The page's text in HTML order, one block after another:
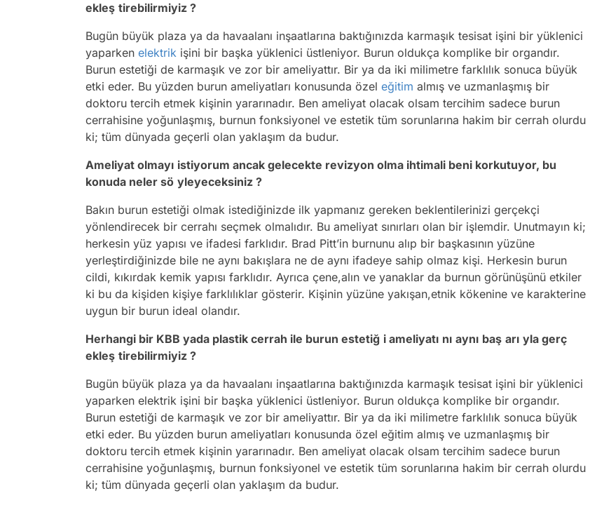
ekleş tirebilirmiyiz ?
Bugün büyük plaza ya da havaalanı inşaatlarına baktığınızda karmaşık tesisat işini bir yüklenici
yaparken elektrik işini bir başka yüklenici üstleniyor. Burun oldukça komplike bir organdır.
Burun estetiği de karmaşık ve zor bir ameliyattır. Bir ya da iki milimetre farklılık sonuca büyük
etki eder. Bu yüzden burun ameliyatları konusunda özel eğitim almış ve uzmanlaşmış bir
doktoru tercih etmek kişinin yararınadır. Ben ameliyat olacak olsam tercihim sadece burun
cerrahisine yoğunlaşmış, burnun fonksiyonel ve estetik tüm sorunlarına hakim bir cerrah olurdu
ki; tüm dünyada geçerli olan yaklaşım da budur.
Ameliyat olmayı istiyorum ancak gelecekte revizyon olma ihtimali beni korkutuyor, bu
konuda neler sö yleyeceksiniz ?
Bakın burun estetiği olmak istediğinizde ilk yapmanız gereken beklentilerinizi gerçekçi
yönlendirecek bir cerrahı seçmek olmalıdır. Bu ameliyat sınırları olan bir işlemdir. Unutmayın ki;
herkesin yüz yapısı ve ifadesi farklıdır. Brad Pitt’in burnunu alıp bir başkasının yüzüne
yerleştirdiğinizde bile ne aynı bakışlara ne de aynı ifadeye sahip olmaz kişi. Herkesin burun
cildi, kıkırdak kemik yapısı farklıdır. Ayrıca çene,alın ve yanaklar da burnun görünüşünü etkiler
ki bu da kişiden kişiye farklılıklar gösterir. Kişinin yüzüne yakışan,etnik kökenine ve karakterine
uygun bir burun ideal olandır.
Herhangi bir KBB yada plastik cerrah ile burun estetiğ i ameliyatı nı aynı baş arı yla gerç
ekleş tirebilirmiyiz ?
Bugün büyük plaza ya da havaalanı inşaatlarına baktığınızda karmaşık tesisat işini bir yüklenici
yaparken elektrik işini bir başka yüklenici üstleniyor. Burun oldukça komplike bir organdır.
Burun estetiği de karmaşık ve zor bir ameliyattır. Bir ya da iki milimetre farklılık sonuca büyük
etki eder. Bu yüzden burun ameliyatları konusunda özel eğitim almış ve uzmanlaşmış bir
doktoru tercih etmek kişinin yararınadır. Ben ameliyat olacak olsam tercihim sadece burun
cerrahisine yoğunlaşmış, burnun fonksiyonel ve estetik tüm sorunlarına hakim bir cerrah olurdu
ki; tüm dünyada geçerli olan yaklaşım da budur.